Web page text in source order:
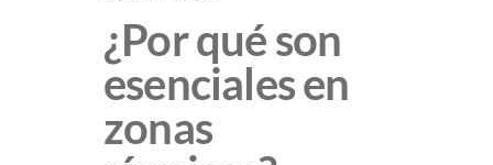
¿Por qué son
esenciales en
zonas